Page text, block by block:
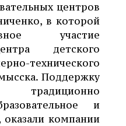
центров
в которой
участие
детского
технического
Поддержку
и
оказали компании